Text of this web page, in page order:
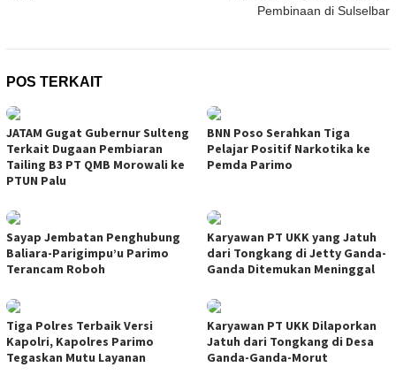
Pembinaan di Sulselbar
POS TERKAIT
JATAM Gugat Gubernur Sulteng
Terkait Dugaan Pembiaran
Tailing B3 PT QMB Morowali ke
PTUN Palu
BNN Poso Serahkan Tiga
Pelajar Positif Narkotika ke
Pemda Parimo
Sayap Jembatan Penghubung
Baliara-Parigimpu’u Parimo
Terancam Roboh
Karyawan PT UKK yang Jatuh
dari Tongkang di Jetty Ganda-
Ganda Ditemukan Meninggal
Tiga Polres Terbaik Versi
Kapolri, Kapolres Parimo
Tegaskan Mutu Layanan
Karyawan PT UKK Dilaporkan
Jatuh dari Tongkang di Desa
Ganda-Ganda-Morut